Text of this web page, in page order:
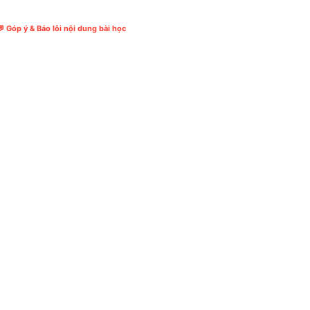
Góp ý & Báo lỗi nội dung bài học